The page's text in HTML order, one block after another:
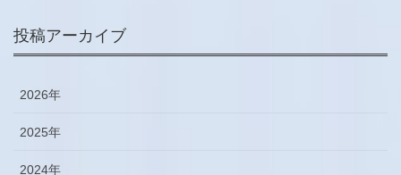
投稿アーカイブ
2026年
2025年
2024年